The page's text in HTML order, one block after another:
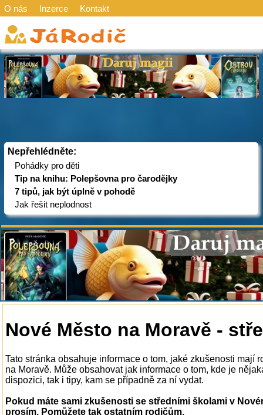
O nás Inzerce Kontakt
Nepřehlédněte:
Pohádky pro děti
Tip na knihu: Polepšovna pro čarodějky
7 tipů, jak být úplně v pohodě
Jak řešit neplodnost
Nové Město na Moravě -
Tato stránka obsahuje informace o tom, jaké zkušenosti mají
na Moravě. Může obsahovat jak informace o tom, kde je
dispozici, tak i tipy, kam se případně za ní vydat.
Pokud máte sami zkušenosti se středními školami v
prosím. Pomůžete tak ostatním rodičům.